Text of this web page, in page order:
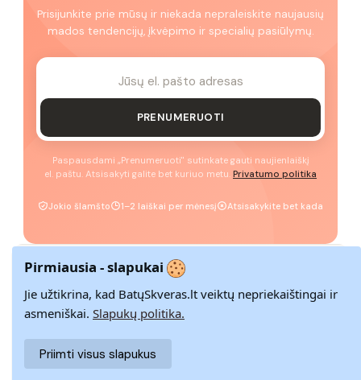
Prisijunkite prie mūsų ir niekada nepraleiskite naujausių
mados tendencijų, įkvėpimo ir specialių pasiūlymų.
PRENUMERUOTI
Paspausdami „Prenumeruoti" sutinkate gauti naujienlaiškį
el. paštu. Atsisakyti galite bet kuriuo metu. Privatumo politika
Jokio šlamšto 1–2 laiškai per mėnesį Atsisakykite bet kada
GREITAS PRISTATYMAS
Pristatome visoje Lietuvoje per 3–9 d. d.
14 DIENŲ GRĄŽINIMAS
Pirmiausia - slapukai
Jie užtikrina, kad BatųSkveras.lt veiktų nepriekaištingai ir
asmeniškai. Slapukų politika.
Priimti visus slapukus